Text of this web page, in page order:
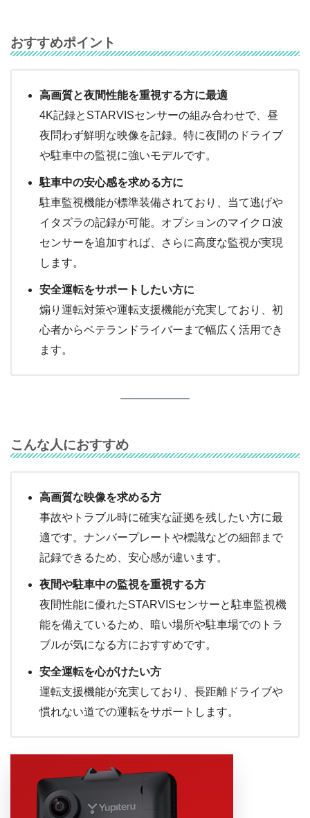
おすすめポイント
高画質と夜間性能を重視する方に最適
4K記録とSTARVISセンサーの組み合わせで、昼
夜問わず鮮明な映像を記録。特に夜間のドライブ
や駐車中の監視に強いモデルです。
駐車中の安心感を求める方に
駐車監視機能が標準装備されており、当て逃げや
イタズラの記録が可能。オプションのマイクロ波
センサーを追加すれば、さらに高度な監視が実現
します。
安全運転をサポートしたい方に
煽り運転対策や運転支援機能が充実しており、初
心者からベテランドライバーまで幅広く活用でき
ます。
こんな人におすすめ
高画質な映像を求める方
事故やトラブル時に確実な証拠を残したい方に最
適です。ナンバープレートや標識などの細部まで
記録できるため、安心感が違います。
夜間や駐車中の監視を重視する方
夜間性能に優れたSTARVISセンサーと駐車監視機
能を備えているため、暗い場所や駐車場でのトラ
ブルが気になる方におすすめです。
安全運転を心がけたい方
運転支援機能が充実しており、長距離ドライブや
慣れない道での運転をサポートします。